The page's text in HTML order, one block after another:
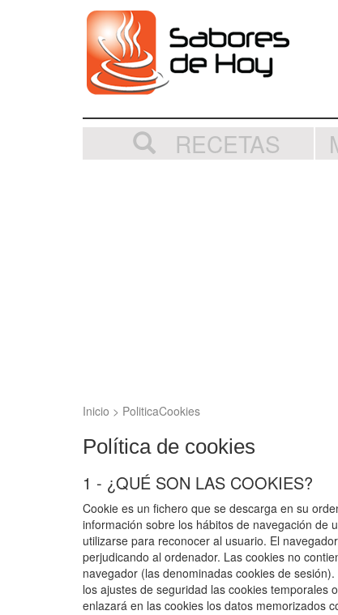
RECETAS
Inicio > PoliticaCookies
Política de cookies
1 - ¿QUÉ SON LAS COOKIES?
Cookie es un fichero que se descarga en su
información sobre los hábitos de navegación de
utilizarse para reconocer al usuario. El
perjudicando al ordenador. Las cookies no
navegador (las denominadas cookies de
los ajustes de seguridad las cookies temporales
enlazará en las cookies los datos memorizados